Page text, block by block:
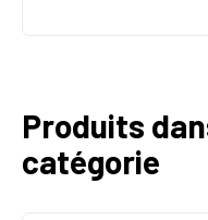
Produits
catégorie